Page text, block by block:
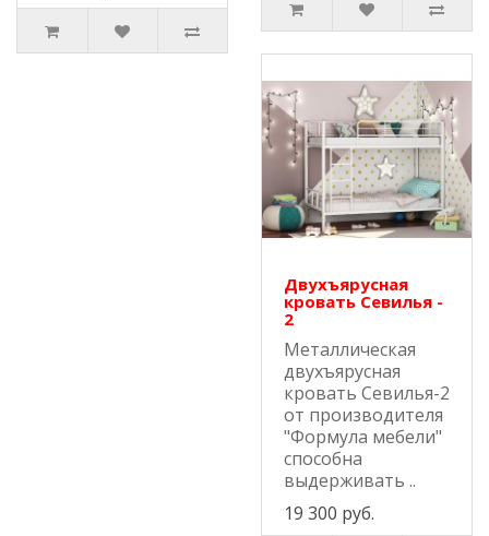
Двухъярусная
кровать Севилья -
2
Металлическая
двухъярусная
кровать Севилья-2
от производителя
"Формула мебели"
способна
выдерживать ..
19 300 руб.